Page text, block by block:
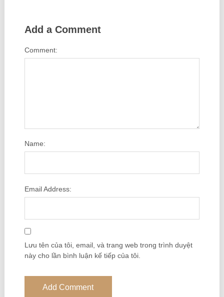
Add a Comment
Comment:
Name:
Email Address:
Lưu tên của tôi, email, và trang web trong trình duyệt
này cho lần bình luận kế tiếp của tôi.